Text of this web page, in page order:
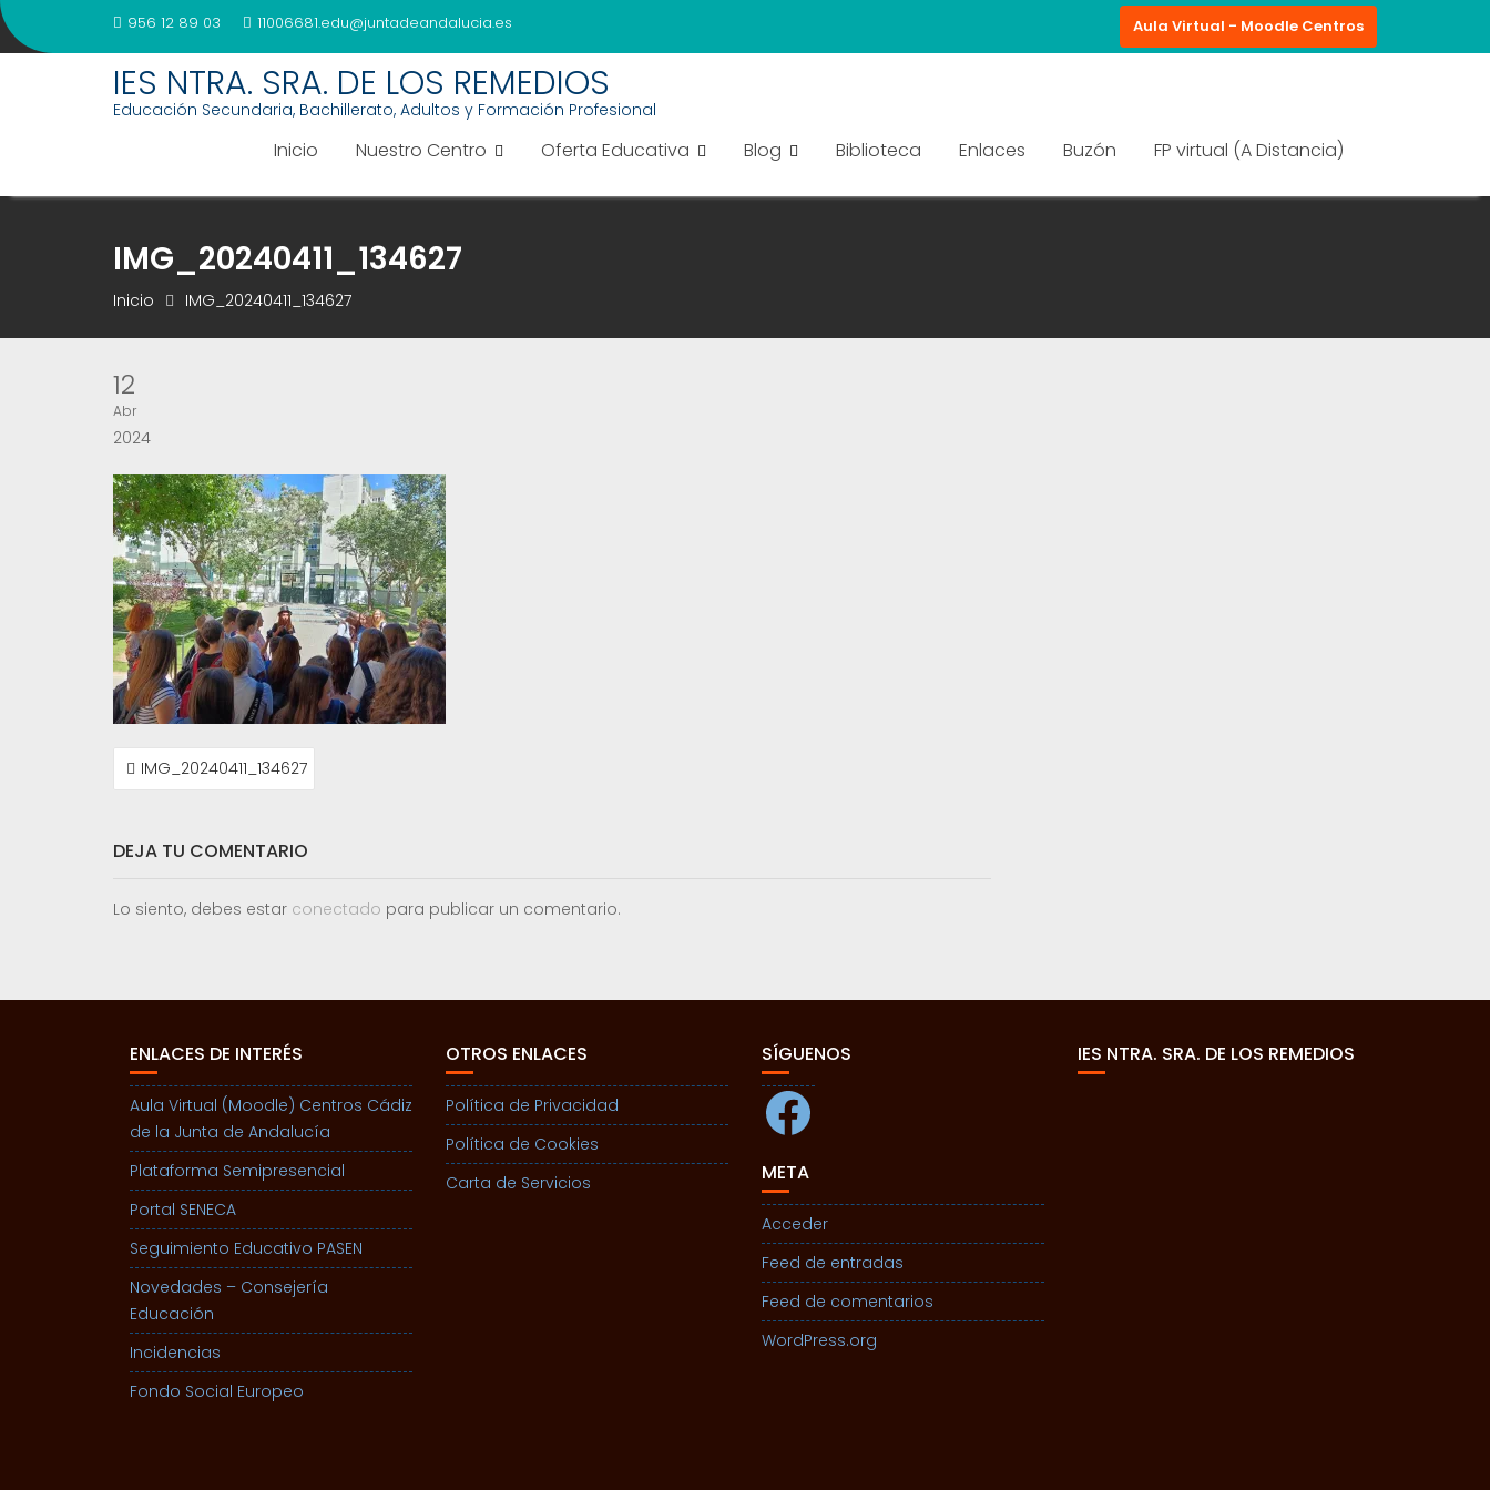
Saltar
al
956 12 89 03 11006681.edu@juntadeandalucia.es Aula Virtual - Moodle Centros
IES NTRA. SRA. DE LOS REMEDIOS
Educación Secundaria, Bachillerato, Adultos y Formación Profesional
Inicio Nuestro Centro Oferta Educativa Blog Biblioteca Enlaces Buzón FP virtual (A Distancia)
IMG_20240411_134627
Inicio IMG_20240411_134627
12
Abr
2024
NAVEGACIÓN
DEIMG_20240411_134627
DEJA TU COMENTARIO
Lo siento, debes estar conectado para publicar un comentario.
ENLACES DE INTERÉS
Aula Virtual (Moodle) Centros Cádiz
de la Junta de Andalucía
Plataforma Semipresencial
Portal SENECA
Seguimiento Educativo PASEN
Novedades – Consejería
Educación
Incidencias
Fondo Social Europeo
OTROS ENLACES
Política de Privacidad
Política de Cookies
Carta de Servicios
SÍGUENOS
Facebook
META
Acceder
Feed de entradas
Feed de comentarios
WordPress.org
IES NTRA. SRA. DE LOS REMEDIOS